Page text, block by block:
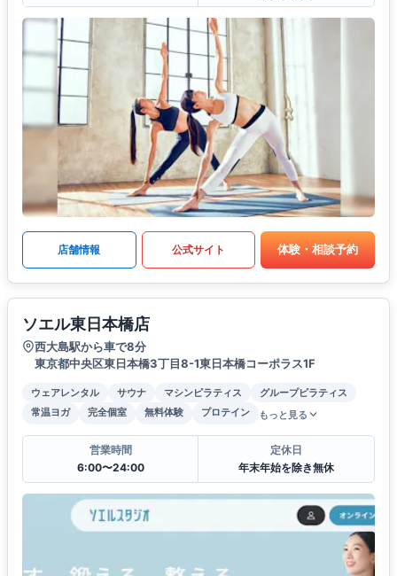
店舗情報 公式サイト 体験・相談予約
ソエル東日本橋店
西大島駅から車で8分
東京都中央区東日本橋3丁目8-1東日本橋コーポラス1F
ウェアレンタル サウナ マシンピラティス
グループピラティス
常温ヨガ
完全個室 無料体験 プロテイン もっと見る
営業時間
6:00〜24:00
定休日
年末年始を除き無休